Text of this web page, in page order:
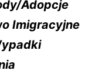
Adopcje
Imigracyjne